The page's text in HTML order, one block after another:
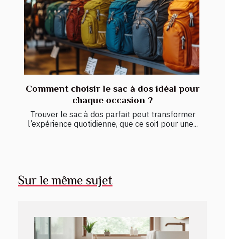
Comment choisir le sac à dos idéal pour
chaque occasion ?
Trouver le sac à dos parfait peut transformer
l’expérience quotidienne, que ce soit pour une...
Sur le même sujet